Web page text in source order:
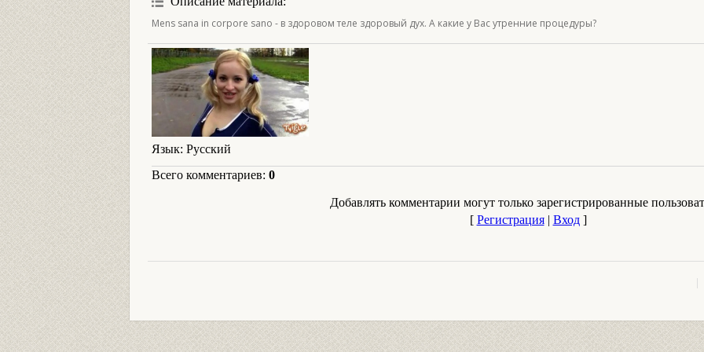
Mens sana in corpore sano - в здоровом теле здоровый дух. А какие у Вас утренние процедуры?
Язык: Русский
Всего комментариев: 0
Добавлять комментарии могут только зарегистрированные
[ Регистрация| Вход]